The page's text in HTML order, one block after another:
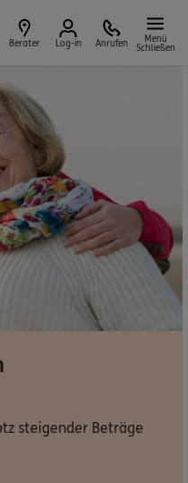
Berater Log-in Anrufen
Menü
Schließen
Altersvorsorge
steigender Beträge